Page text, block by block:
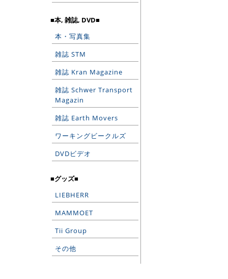
■本, 雑誌, DVD■
本・写真集
雑誌 STM
雑誌 Kran Magazine
雑誌 Schwer Transport
Magazin
雑誌 Earth Movers
ワーキングビークルズ
DVDビデオ
■グッズ■
LIEBHERR
MAMMOET
Tii Group
その他